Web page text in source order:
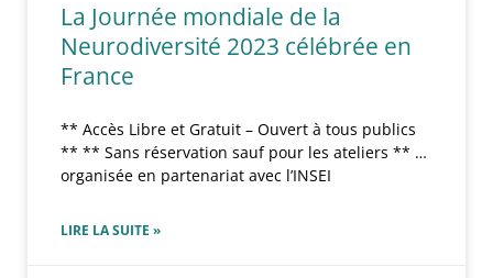
La Journée mondiale de la
Neurodiversité 2023 célébrée en
France
** Accès Libre et Gratuit – Ouvert à tous publics
** ** Sans réservation sauf pour les ateliers ** …
organisée en partenariat avec l’INSEI
LIRE LA SUITE »